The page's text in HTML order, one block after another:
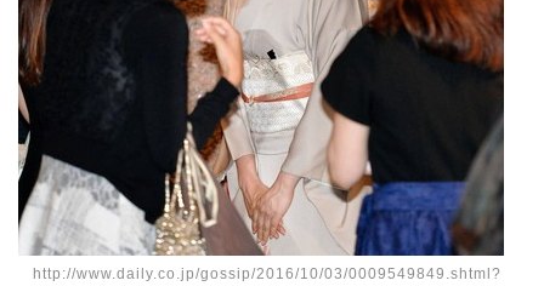
http://www.daily.co.jp/gossip/2016/10/03/0009549849.shtml?